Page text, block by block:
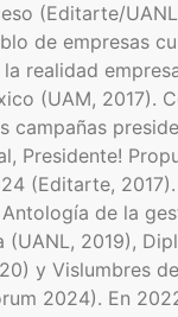
(Editarte/
de empresas
realidad
(UAM, 2017).
campañas
Presidente!
(Editarte,
de la
(UANL, 2019),
y Vislumbres
2024). En